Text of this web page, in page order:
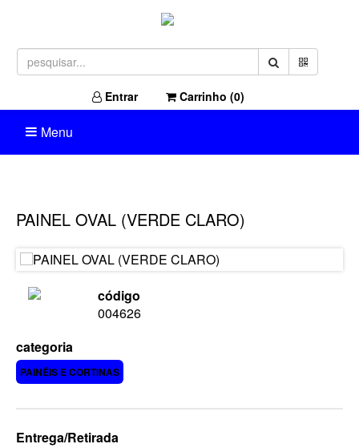
Entrar Carrinho (0)
Menu
PAINEL OVAL (VERDE CLARO)
código
004626
categoria
PAINÉIS E CORTINAS
Entrega/Retirada